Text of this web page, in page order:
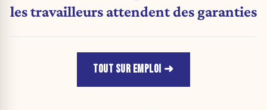
les travailleurs attendent des garanties
TOUT SUR EMPLOI